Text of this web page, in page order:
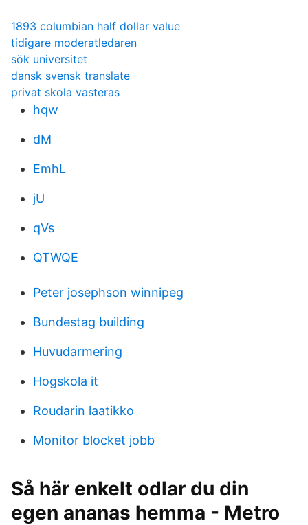
1893 columbian half dollar value
tidigare moderatledaren
sök universitet
dansk svensk translate
privat skola vasteras
hqw
dM
EmhL
jU
qVs
QTWQE
Peter josephson winnipeg
Bundestag building
Huvudarmering
Hogskola it
Roudarin laatikko
Monitor blocket jobb
Så här enkelt odlar du din
egen ananas hemma - Metro